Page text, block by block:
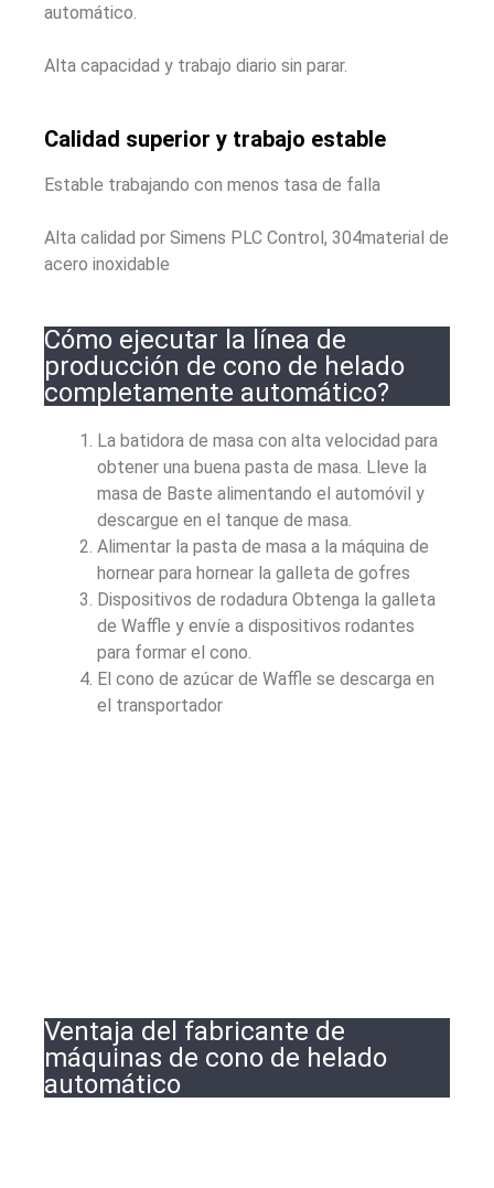
automático.
Alta capacidad y trabajo diario sin parar.
Calidad superior y trabajo estable
Estable trabajando con menos tasa de falla
Alta calidad por Simens PLC Control, 304material de
acero inoxidable
Cómo ejecutar la línea de
producción de cono de helado
completamente automático?
La batidora de masa con alta velocidad para
obtener una buena pasta de masa. Lleve la
masa de Baste alimentando el automóvil y
descargue en el tanque de masa.
Alimentar la pasta de masa a la máquina de
hornear para hornear la galleta de gofres
Dispositivos de rodadura Obtenga la galleta
de Waffle y envíe a dispositivos rodantes
para formar el cono.
El cono de azúcar de Waffle se descarga en
el transportador
Ventaja del fabricante de
máquinas de cono de helado
automático